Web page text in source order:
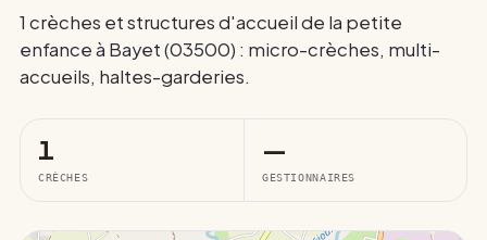
1 crèches et structures d'accueil de la petite
enfance à Bayet (03500) : micro-crèches, multi-
accueils, haltes-garderies.
1
CRÈCHES
—
GESTIONNAIRES